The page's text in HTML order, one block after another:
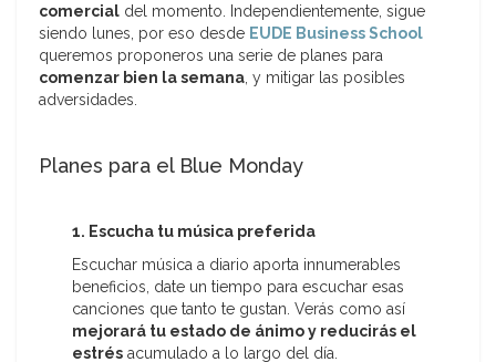
comercial del momento. Independientemente, sigue
siendo lunes, por eso desde EUDE Business School
queremos proponeros una serie de planes para
comenzar bien la semana, y mitigar las posibles
adversidades.
Planes para el Blue Monday
1. Escucha tu música preferida
Escuchar música a diario aporta innumerables
beneficios, date un tiempo para escuchar esas
canciones que tanto te gustan. Verás como así
mejorará tu estado de ánimo y reducirás el
estrés acumulado a lo largo del día.